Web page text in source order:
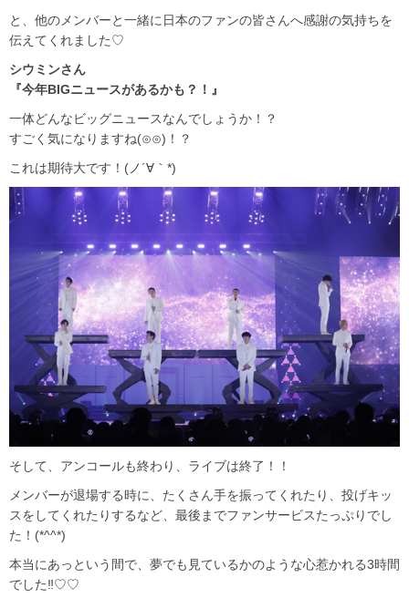
と、他のメンバーと一緒に日本のファンの皆さんへ感謝の気持ちを
伝えてくれました♡
シウミンさん
『今年BIGニュースがあるかも？！』
一体どんなビッグニュースなんでしょうか！？
すごく気になりますね(⊙⊙)！？
これは期待大です！(ノ´∀｀*)
そして、アンコールも終わり、ライブは終了！！
メンバーが退場する時に、たくさん手を振ってくれたり、投げキッ
スをしてくれたりするなど、最後までファンサービスたっぷりでし
た！(*^^*)
本当にあっという間で、夢でも見ているかのような心惹かれる3時間
でした‼♡♡